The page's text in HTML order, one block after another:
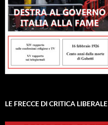
LE FRECCE DI CRITICA LIBERALE